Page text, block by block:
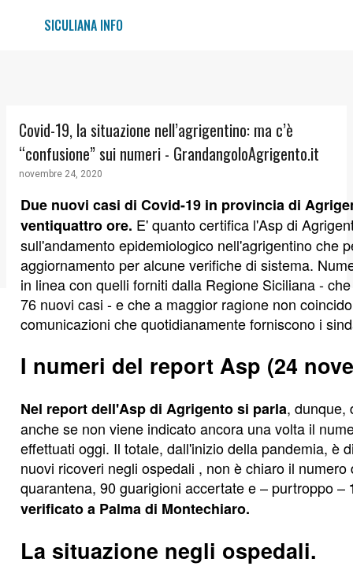
SICULIANA INFO
Covid-19, la situazione nell’agrigentino: ma c’è
“confusione” sui numeri - GrandangoloAgrigento.it
novembre 24, 2020
Due nuovi casi di Covid-19 in provincia di
ventiquattro ore. E' quanto certifica l'Asp di
sull'andamento epidemiologico nell'agrigentino che
aggiornamento per alcune verifiche di sistema.
in linea con quelli forniti dalla Regione Siciliana -
76 nuovi casi - e che a maggior ragione non
comunicazioni che quotidianamente forniscono i
I numeri del report Asp (24
Nel report dell'Asp di Agrigento si parla, dunque,
anche se non viene indicato ancora una volta il
effettuati oggi. Il totale, dall'inizio della pandemia, è
nuovi ricoveri negli ospedali , non è chiaro il numero
quarantena, 90 guarigioni accertate e – purtroppo –
verificato a Palma di Montechiaro.
La situazione negli ospedali.